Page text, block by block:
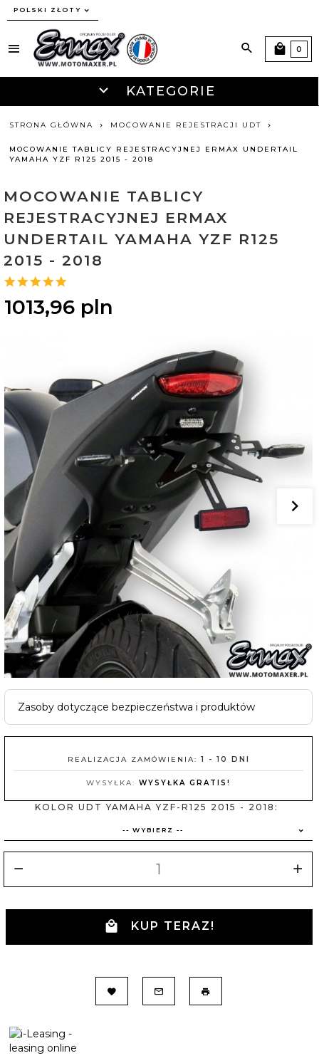
currency_h
POLSKI ZŁOTY
KATEGORIE
0
STRONA GŁÓWNA MOCOWANIE REJESTRACJI UDT
MOCOWANIE TABLICY REJESTRACYJNEJ ERMAX UNDERTAIL
YAMAHA YZF R125 2015 - 2018
MOCOWANIE TABLICY
REJESTRACYJNEJ ERMAX
UNDERTAIL YAMAHA YZF R125
2015 - 2018
1013,96 pln
Zasoby dotyczące bezpieczeństwa i produktów
REALIZACJA ZAMÓWIENIA: 1 - 10 DNI
WYSYŁKA: WYSYŁKA GRATIS!
KOLOR UDT YAMAHA YZF-R125 2015 - 2018:
-- WYBIERZ --
KUP TERAZ!